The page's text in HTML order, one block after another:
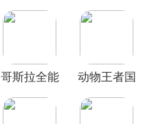
哥斯拉全能
动物王者国